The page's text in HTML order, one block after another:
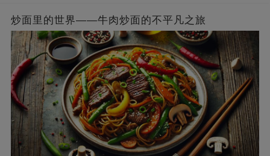
炒面里的世界——牛肉炒面的不平凡之旅